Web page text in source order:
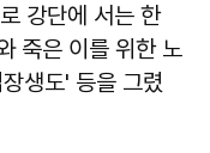
강단에 서는 한
죽은 이를 위한 노
생도' 등을 그렸